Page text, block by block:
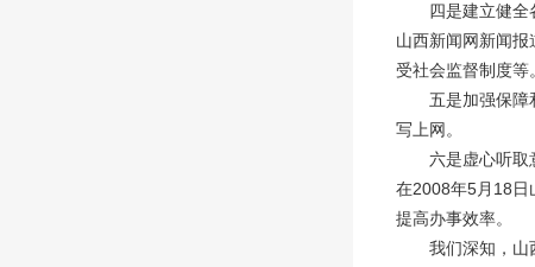
四是建立健全各
山西新闻网新闻
受社会监督制度等。
五是加强保障和
写上网。
六是虚心听取意
在2008年5月18日
提高办事效率。
我们深知，山西